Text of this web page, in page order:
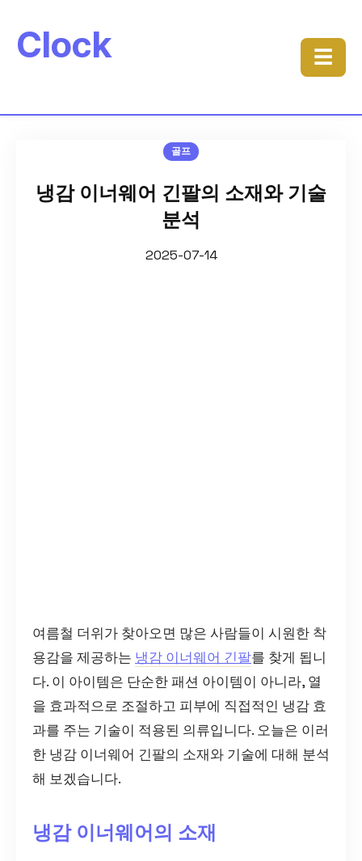
Clock ☰
골프
냉감 이너웨어 긴팔의 소재와 기술
분석
2025-07-14
여름철 더위가 찾아오면 많은 사람들이 시원한 착
용감을 제공하는 냉감 이너웨어 긴팔를 찾게 됩니
다. 이 아이템은 단순한 패션 아이템이 아니라, 열
을 효과적으로 조절하고 피부에 직접적인 냉감 효
과를 주는 기술이 적용된 의류입니다. 오늘은 이러
한 냉감 이너웨어 긴팔의 소재와 기술에 대해 분석
해 보겠습니다.
냉감 이너웨어의 소재